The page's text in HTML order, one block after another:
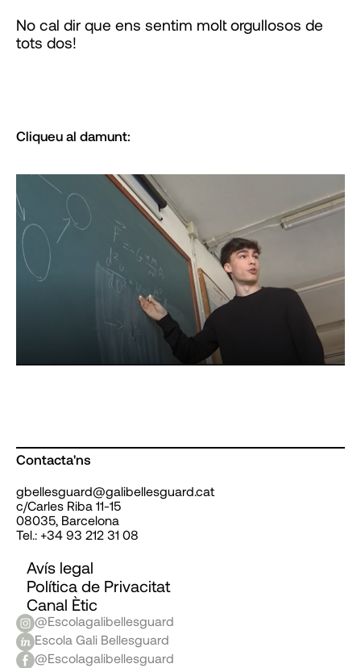
No cal dir que ens sentim molt orgullosos de
tots dos!
Cliqueu al damunt:
Contacta'ns
gbellesguard@galibellesguard.cat
c/Carles Riba 11-15
08035, Barcelona
Tel.: +34 93 212 31 08
Avís legal
Política de Privacitat
Canal Ètic
@Escolagalibellesguard
Escola Gali Bellesguard
@Escolagalibellesguard